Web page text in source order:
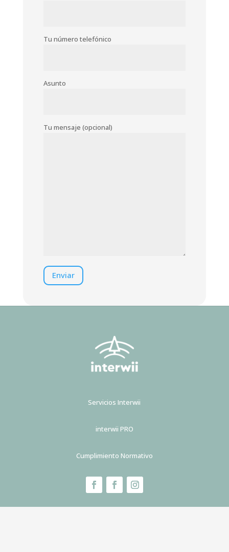
Tu número telefónico
Asunto
Tu mensaje (opcional)
Enviar
Servicios Interwii
interwii PRO
Cumplimiento Normativo